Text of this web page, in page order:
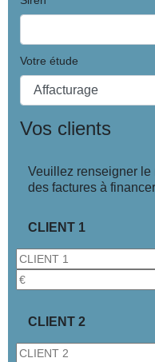
Votre étude
Vos clients
Veuillez renseigner le
des factures à
CLIENT 1
CLIENT 2